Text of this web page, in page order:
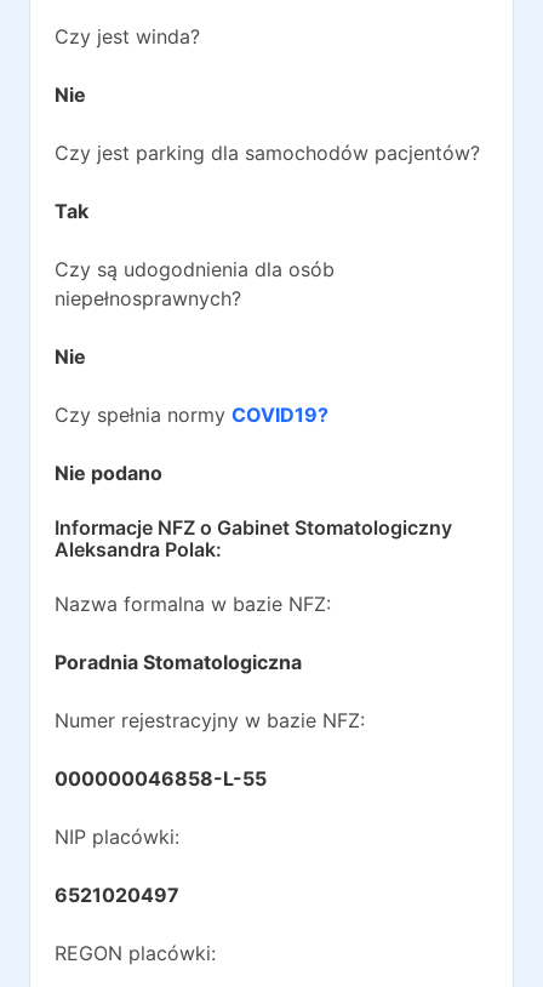
Czy jest winda?
Nie
Czy jest parking dla samochodów pacjentów?
Tak
Czy są udogodnienia dla osób
niepełnosprawnych?
Nie
Czy spełnia normy COVID19?
Nie podano
Informacje NFZ o Gabinet Stomatologiczny
Aleksandra Polak:
Nazwa formalna w bazie NFZ:
Poradnia Stomatologiczna
Numer rejestracyjny w bazie NFZ:
000000046858-L-55
NIP placówki:
6521020497
REGON placówki: